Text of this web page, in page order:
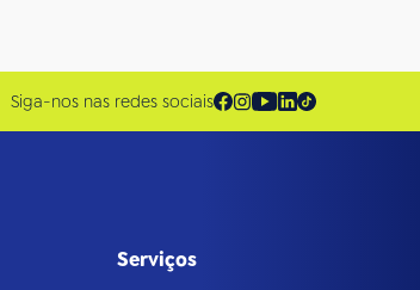
Siga-nos nas redes sociais
Serviços